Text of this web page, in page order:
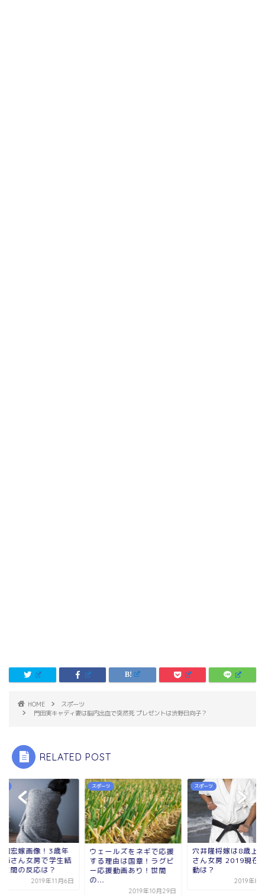
HOME
スポーツ
門田実キャディ妻は脳内出血で突然死 プレゼントは渋野日向子？
RELATED POST
和宏嫁画像！3歳年
姉さん女房で学生結
世間の反応は？
2019年11月6日
スポーツ
ウェールズをネギで応援
する理由は国章！ラグビ
ー応援動画あり！世間
の...
2019年10月29日
スポーツ
穴井隆将嫁は8歳上
さん女房 2019現在
動は？
2019年8